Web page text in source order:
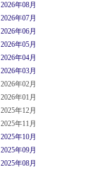
2026年08月
2026年07月
2026年06月
2026年05月
2026年04月
2026年03月
2026年02月
2026年01月
2025年12月
2025年11月
2025年10月
2025年09月
2025年08月